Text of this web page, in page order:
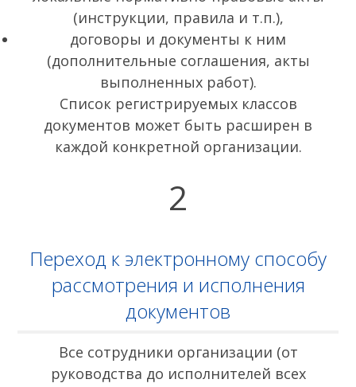
(инструкции, правила и т.п.),
договоры и документы к ним
(дополнительные соглашения, акты
выполненных работ).
Список регистрируемых классов
документов может быть расширен в
каждой конкретной организации.
2
Переход к электронному способу
рассмотрения и исполнения
документов
Все сотрудники организации (от
руководства до исполнителей всех